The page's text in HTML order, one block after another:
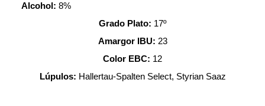
Alcohol: 8%
Grado Plato: 17º
Amargor IBU: 23
Color EBC: 12
Lúpulos: Hallertau-Spalten Select, Styrian Saaz